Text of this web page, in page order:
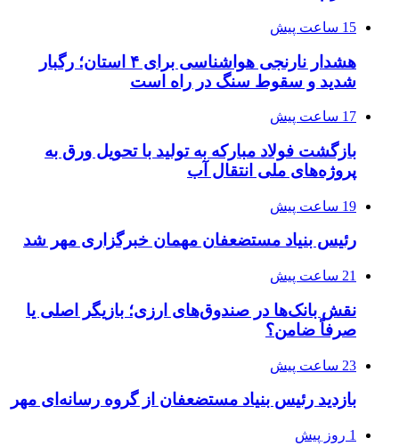
15 ساعت پیش
هشدار نارنجی هواشناسی برای ۴ استان؛ رگبار
شدید و سقوط سنگ در راه است
17 ساعت پیش
بازگشت فولاد مبارکه به تولید با تحویل ورق به
پروژه‌های ملی انتقال آب
19 ساعت پیش
رئیس بنیاد مستضعفان مهمان خبرگزاری مهر شد
21 ساعت پیش
نقش بانک‌ها در صندوق‌های ارزی؛ بازیگر اصلی یا
صرفاً ضامن؟
23 ساعت پیش
بازدید رئیس بنیاد مستضعفان از گروه رسانه‌ای مهر
1 روز پیش